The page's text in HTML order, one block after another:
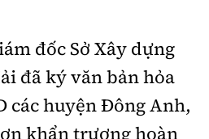
đốc Sở Xây dựng
đã ký văn bản hỏa
các huyện Đông Anh,
khẩn trương hoàn